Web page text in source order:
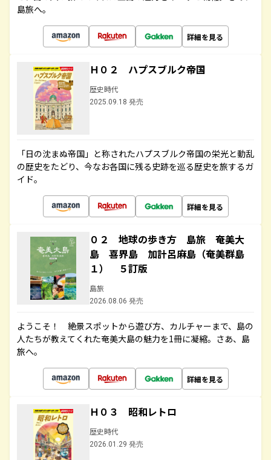
島旅へ。
詳細を見る
Ｈ０２ ハプスブルク帝国
歴史時代
2025.09.18 発売
「日の沈まぬ帝国」と称されたハプスブルク帝国の栄光と動乱
の歴史をたどり、今なお各国に残る史跡を巡る歴史を旅するガ
イド。
詳細を見る
０２ 地球の歩き方 島旅 奄美大
島 喜界島 加計呂麻島（奄美群島
１） ５訂版
島旅
2026.08.06 発売
ようこそ！ 絶景スポットから遊び方、カルチャーまで、島の
人たちが教えてくれた奄美大島の魅力を1冊に凝縮。さあ、島
旅へ。
詳細を見る
Ｈ０３ 昭和レトロ
歴史時代
2026.01.29 発売